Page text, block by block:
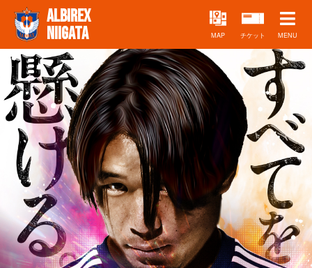
ALBIREX
NIIGATA
チケット
MAP MENU